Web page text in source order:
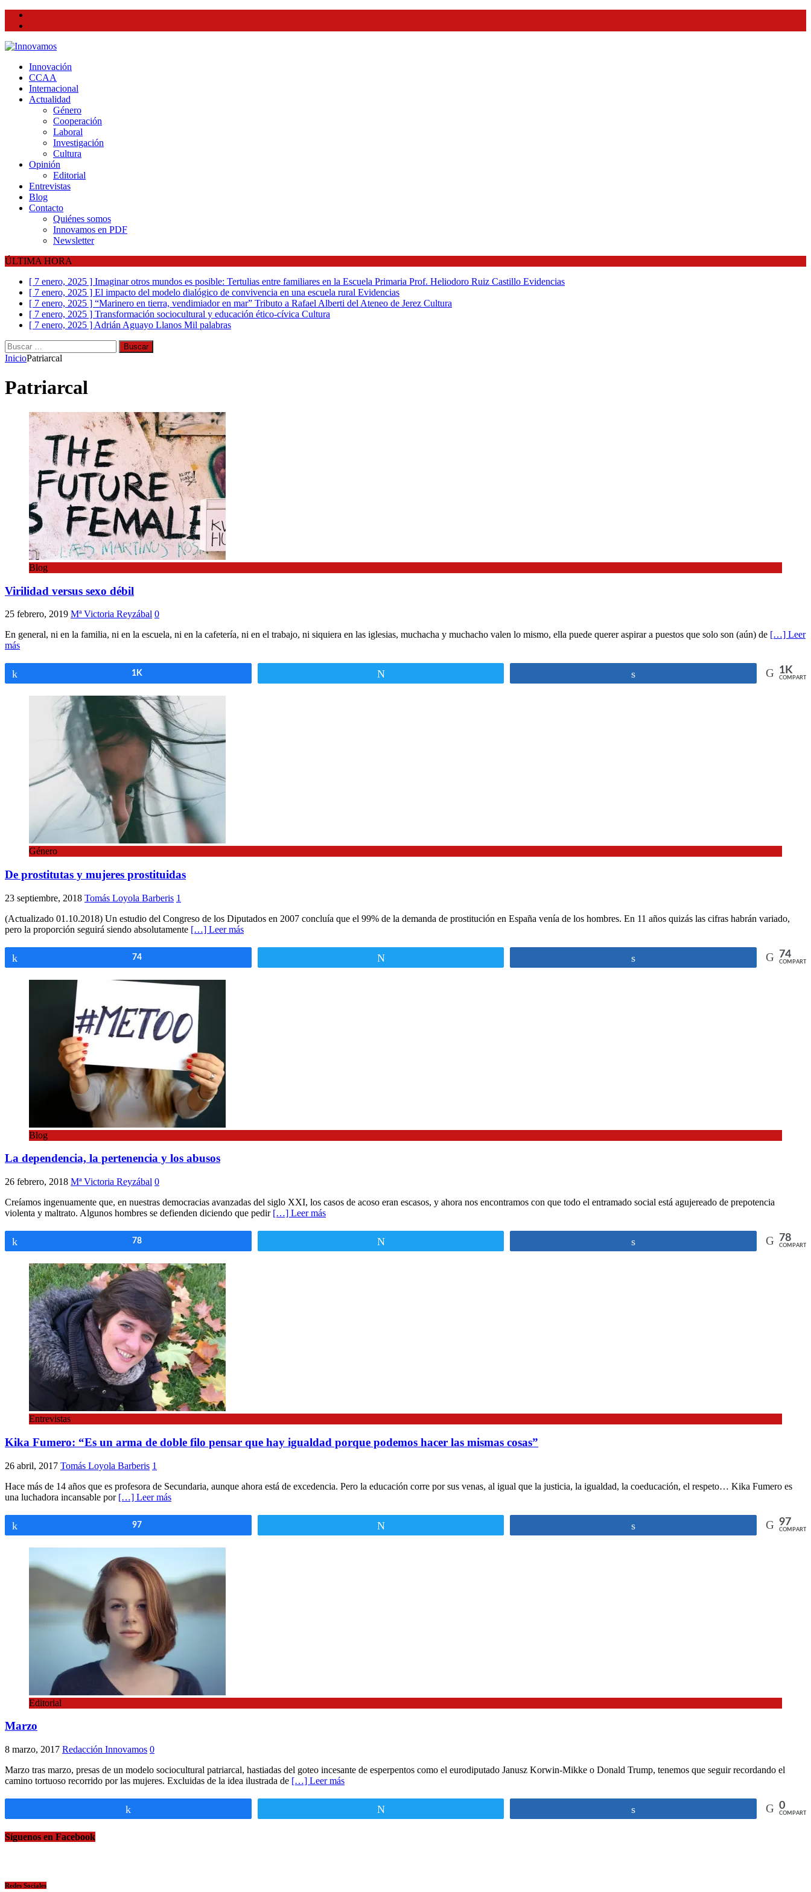
Innovación
CCAA
Internacional
Actualidad
Género
Cooperación
Laboral
Investigación
Cultura
Opinión
Editorial
Entrevistas
Blog
Contacto
Quiénes somos
Innovamos en PDF
Newsletter
ÚLTIMA HORA
[ 7 enero, 2025 ] Imaginar otros mundos es posible: Tertulias entre familiares en la Escuela Primaria Prof. Heliodoro Ruiz Castillo Evidencias
[ 7 enero, 2025 ] El impacto del modelo dialógico de convivencia en una escuela rural Evidencias
[ 7 enero, 2025 ] “Marinero en tierra, vendimiador en mar” Tributo a Rafael Alberti del Ateneo de Jerez Cultura
[ 7 enero, 2025 ] Transformación sociocultural y educación ético-cívica Cultura
[ 7 enero, 2025 ] Adrián Aguayo Llanos Mil palabras
Buscar:
InicioPatriarcal
Patriarcal
Blog
Virilidad versus sexo débil
25 febrero, 2019 Mª Victoria Reyzábal 0
En general, ni en la familia, ni en la escuela, ni en la cafetería, ni en el trabajo, ni siquiera en las iglesias, muchacha y muchacho valen lo mismo, ella puede querer aspirar a puestos que solo son (aún) de […] Leer
más
1K 1K
Género
De prostitutas y mujeres prostituidas
23 septiembre, 2018 Tomás Loyola Barberis 1
(Actualizado 01.10.2018) Un estudio del Congreso de los Diputados en 2007 concluía que el 99% de la demanda de prostitución en España venía de los hombres. En 11 años quizás las cifras habrán variado,
pero la proporción seguirá siendo absolutamente […] Leer más
74 74
Blog
La dependencia, la pertenencia y los abusos
26 febrero, 2018 Mª Victoria Reyzábal 0
Creíamos ingenuamente que, en nuestras democracias avanzadas del siglo XXI, los casos de acoso eran escasos, y ahora nos encontramos con que todo el entramado social está agujereado de prepotencia
violenta y maltrato. Algunos hombres se defienden diciendo que pedir […] Leer más
78 78
Entrevistas
Kika Fumero: “Es un arma de doble filo pensar que hay igualdad porque podemos hacer las mismas cosas”
26 abril, 2017 Tomás Loyola Barberis 1
Hace más de 14 años que es profesora de Secundaria, aunque ahora está de excedencia. Pero la educación corre por sus venas, al igual que la justicia, la igualdad, la coeducación, el respeto… Kika Fumero es
una luchadora incansable por […] Leer más
97 97
Editorial
Marzo
8 marzo, 2017 Redacción Innovamos 0
Marzo tras marzo, presas de un modelo sociocultural patriarcal, hastiadas del goteo incesante de esperpentos como el eurodiputado Janusz Korwin-Mikke o Donald Trump, tenemos que seguir recordando el
camino tortuoso recorrido por las mujeres. Excluidas de la idea ilustrada de […] Leer más
0
Síguenos en Facebook
Redes Sociales